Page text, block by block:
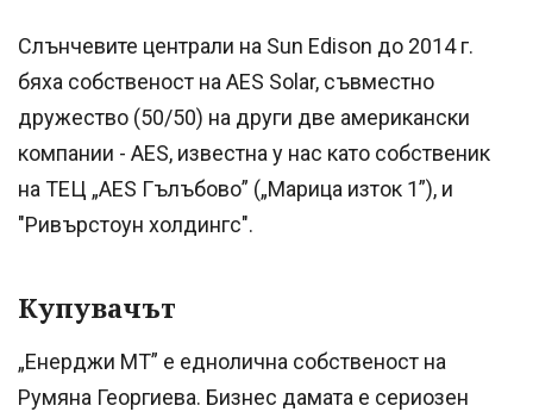
Слънчевите централи на Sun Edison до 2014 г.
бяха собственост на AES Solar, съвместно
дружество (50/50) на други две американски
компании - AES, известна у нас като собственик
на ТЕЦ „AES Гълъбово” („Марица изток 1”), и
"Ривърстоун холдингс".
Купувачът
„Енерджи МТ” е еднолична собственост на
Румяна Георгиева. Бизнес дамата е сериозен